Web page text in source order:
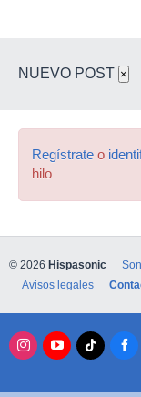
NUEVO POST ×
Regístrate o
hilo
© 2026 Hispasonic
Avisos legales